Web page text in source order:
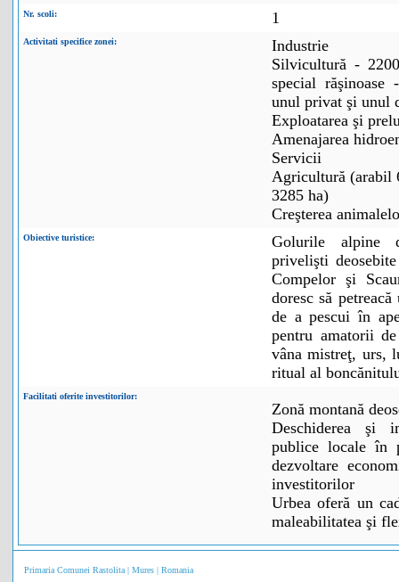
Nr. scoli: 1
Activitati specifice zonei:
Industrie
Silvicultură -
special
unul privat şi unul
Exploatarea şi
Amenajarea
Servicii
Agricultură (arabil
3285 ha)
Creşterea
Obiective turistice:
Golurile alpine
privelişti
Compelor şi
doresc să
de a pescui în
pentru amatorii
vâna mistreţ, urs,
ritual al
Facilitati oferite investitorilor:
Zonă montană
Deschiderea şi
publice locale în
dezvoltare
investitorilor
Urbea oferă un
maleabilitatea şi
Primaria Comunei Rastolita | Mures | Romania